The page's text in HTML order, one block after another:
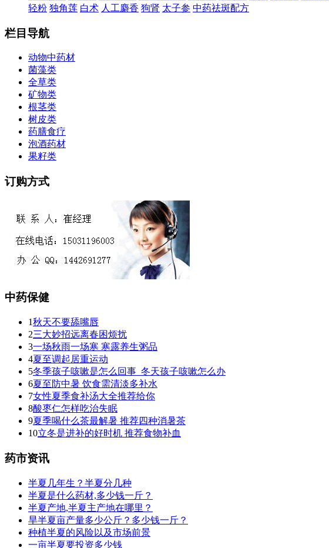
轻粉 独角莲 白术 人工麝香 狗肾 太子参 中药祛斑配方
栏目导航
动物中药材
菌藻类
全草类
矿物类
根茎类
树皮类
药膳食疗
泡酒药材
果籽类
订购方式
中药保健
1秋天不要舔嘴唇
2三大妙招远离春困烦扰
3一场秋雨一场寒 寒露养生粥品
4夏至调起居重运动
5冬季孩子咳嗽是怎么回事_冬天孩子咳嗽怎么办
6夏至防中暑 饮食需清淡多补水
7女性夏季食补汤大全推荐给你
8酸枣仁怎样吃治失眠
9夏季喝什么茶最解暑 推荐四种消暑茶
10立冬是进补的好时机 推荐食物补血
药市资讯
半夏几年生？半夏分几种
半夏是什么药材,多少钱一斤？
半夏产地,半夏主产地在哪里？
旱半夏亩产量多少公斤？多少钱一斤？
种植半夏的风险以及市场前景
一亩半夏要投资多少钱